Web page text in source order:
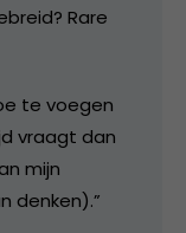
Rare
te voegen
vraagt dan
mijn
denken).”